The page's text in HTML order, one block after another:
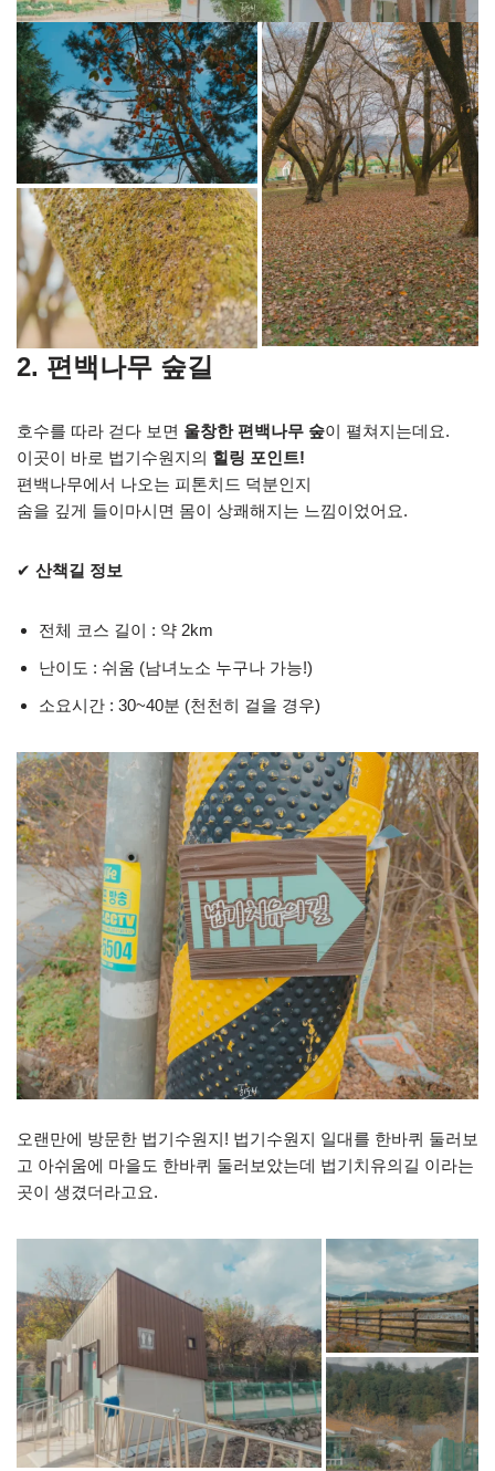
2. 편백나무 숲길
호수를 따라 걷다 보면 울창한 편백나무 숲이 펼쳐지는데요.
이곳이 바로 법기수원지의 힐링 포인트!
편백나무에서 나오는 피톤치드 덕분인지
숨을 깊게 들이마시면 몸이 상쾌해지는 느낌이었어요.
✔ 산책길 정보
전체 코스 길이 : 약 2km
난이도 : 쉬움 (남녀노소 누구나 가능!)
소요시간 : 30~40분 (천천히 걸을 경우)
오랜만에 방문한 법기수원지! 법기수원지 일대를 한바퀴 둘러보
고 아쉬움에 마을도 한바퀴 둘러보았는데 법기치유의길 이라는
곳이 생겼더라고요.